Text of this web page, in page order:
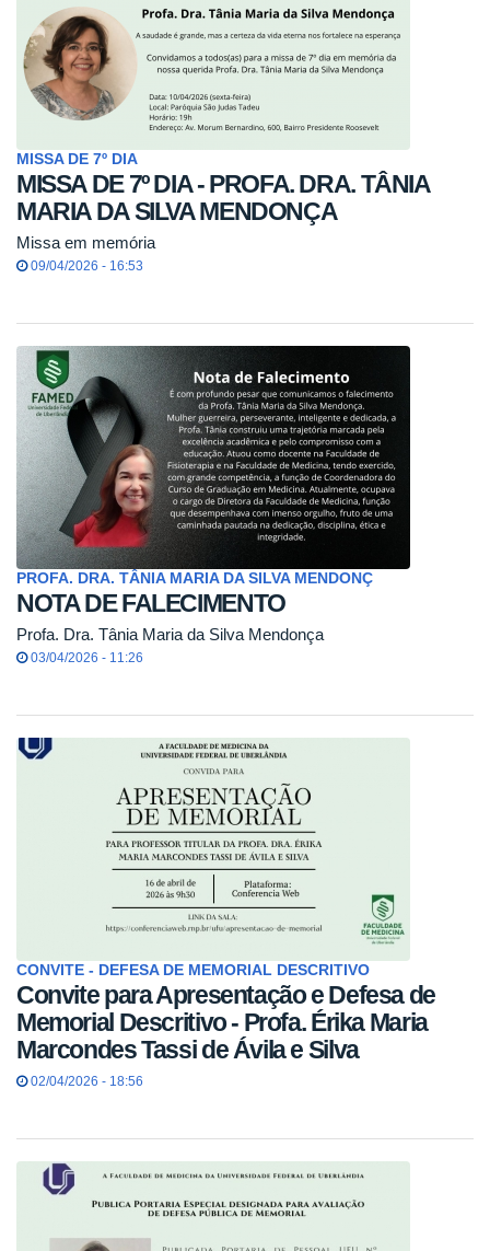
MISSA DE 7º DIA
MISSA DE 7º DIA - PROFA. DRA. TÂNIA
MARIA DA SILVA MENDONÇA
Missa em memória
09/04/2026 - 16:53
PROFA. DRA. TÂNIA MARIA DA SILVA MENDONÇ
NOTA DE FALECIMENTO
Profa. Dra. Tânia Maria da Silva Mendonça
03/04/2026 - 11:26
CONVITE - DEFESA DE MEMORIAL DESCRITIVO
Convite para Apresentação e Defesa de
Memorial Descritivo - Profa. Érika Maria
Marcondes Tassi de Ávila e Silva
02/04/2026 - 18:56